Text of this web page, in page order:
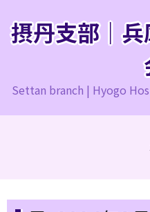
ン
テ摂丹支部｜
Settan branch | Hyogo